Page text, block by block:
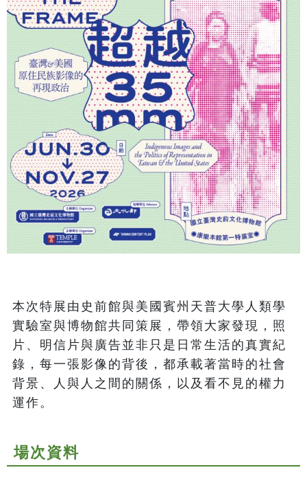
本次特展由史前館與美國賓州天普大學人類學
實驗室與博物館共同策展，帶領大家發現，照
片、明信片與廣告並非只是日常生活的真實紀
錄，每一張影像的背後，都承載著當時的社會
背景、人與人之間的關係，以及看不見的權力
運作。
場次資料